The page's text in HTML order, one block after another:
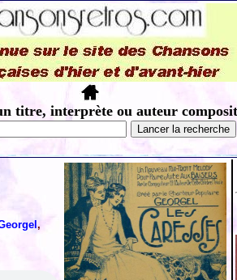
titre, interprète ou auteur
,